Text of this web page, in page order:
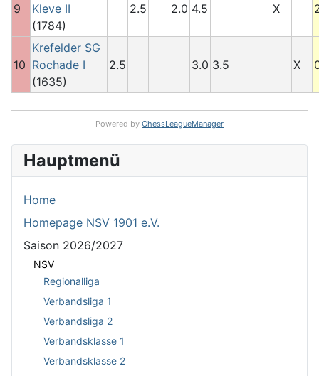
9
Kleve II
(1784)
2.5 2.0 4.5 X
10
Krefelder SG
Rochade I
(1635)
2.5 3.0 3.5 X
Powered by ChessLeagueManager
Hauptmenü
Home
Homepage NSV 1901 e.V.
Saison 2026/2027
NSV
Regionalliga
Verbandsliga 1
Verbandsliga 2
Verbandsklasse 1
Verbandsklasse 2